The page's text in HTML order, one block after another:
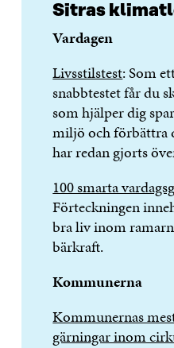
Sitras
Vardagen
Livsstilstest: Som
snabbtestet får du
som hjälper dig
miljö och förbättra
har redan gjorts
100 smarta
Förteckningen
bra liv inom
bärkraft.
Kommunerna
Kommunernas
gärningar inom